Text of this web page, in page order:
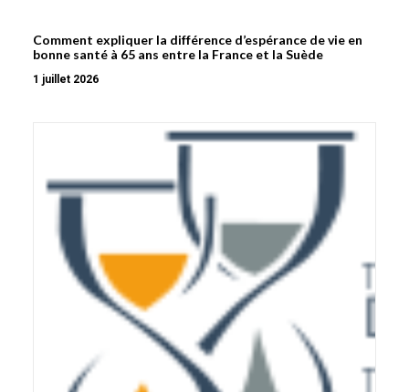
Comment expliquer la différence d’espérance de vie en
bonne santé à 65 ans entre la France et la Suède
1 juillet 2026